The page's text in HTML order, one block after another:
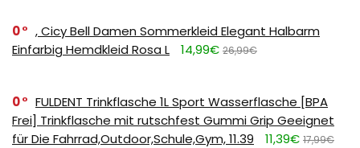
0
, Cicy Bell Damen Sommerkleid Elegant Halbarm
Einfarbig Hemdkleid Rosa L
14,99€ 26,99€
0
FULDENT Trinkflasche 1L Sport Wasserflasche [BPA
Frei] Trinkflasche mit rutschfest Gummi Grip Geeignet
für Die Fahrrad,Outdoor,Schule,Gym, 11.39
11,39€ 17,99€